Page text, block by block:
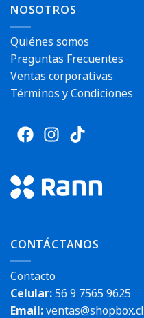
NOSOTROS
Quiénes somos
Preguntas Frecuentes
Ventas corporativas
Términos y Condiciones
CONTÁCTANOS
Contacto
Celular:56 9 7565 9625
Email:ventas@shopbox.cl